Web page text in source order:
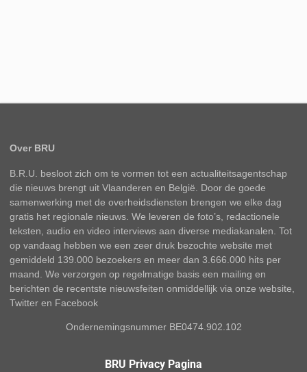
Over BRU
B.R.U. besloot zich om te vormen tot een actualiteitsagentschap
die nieuws brengt uit Vlaanderen en België. Door de goede
samenwerking met de overheidsdiensten brengen we elke dag
gratis het regionale nieuws. We leveren de foto’s, redactionele
teksten, audio en video interviews aan diverse mediakanalen. Tot
op vandaag hebben we een zeer druk bezochte website met
gemiddeld 139.000 bezoekers en meer dan 3.666.000 hits per
maand. We verzorgen op regelmatige basis een mailing en
berichten de recentste nieuwsfeiten onmiddellijk via onze website,
Twitter en Facebook
Ondernemingsnummer BE0474.902.102
BRU Privacy Pagina